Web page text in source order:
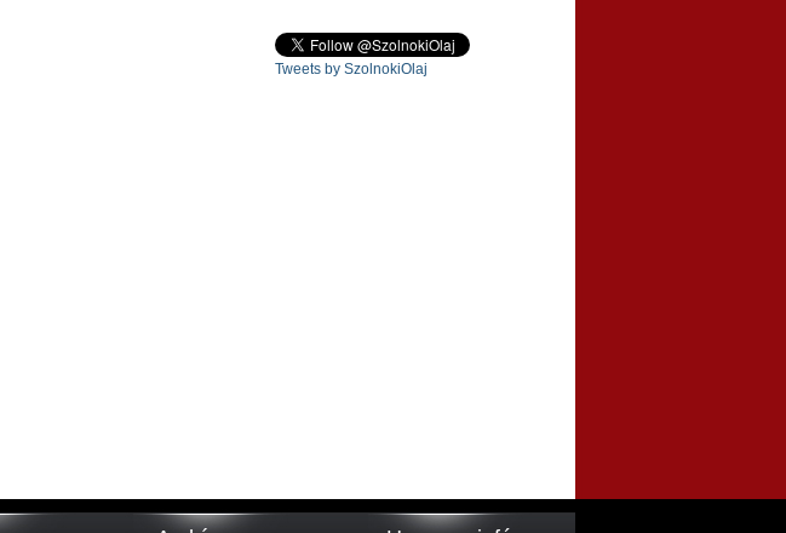
Tweets by SzolnokiOlaj